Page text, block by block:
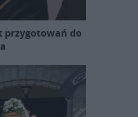
przygotowań do